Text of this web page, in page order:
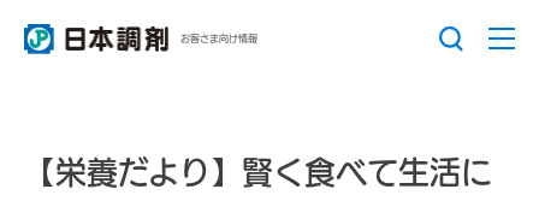
お客さま向け情報
【栄養だより】賢く食べて生活に